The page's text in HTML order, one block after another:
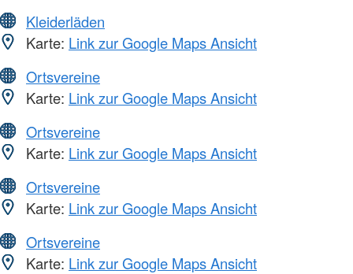
Kleiderläden
Karte: Link zur Google Maps Ansicht
Ortsvereine
Karte: Link zur Google Maps Ansicht
Ortsvereine
Karte: Link zur Google Maps Ansicht
Ortsvereine
Karte: Link zur Google Maps Ansicht
Ortsvereine
Karte: Link zur Google Maps Ansicht